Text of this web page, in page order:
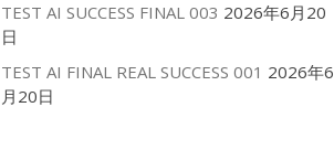
TEST AI SUCCESS FINAL 003 2026年6月20
日
TEST AI FINAL REAL SUCCESS 001 2026年6
月20日